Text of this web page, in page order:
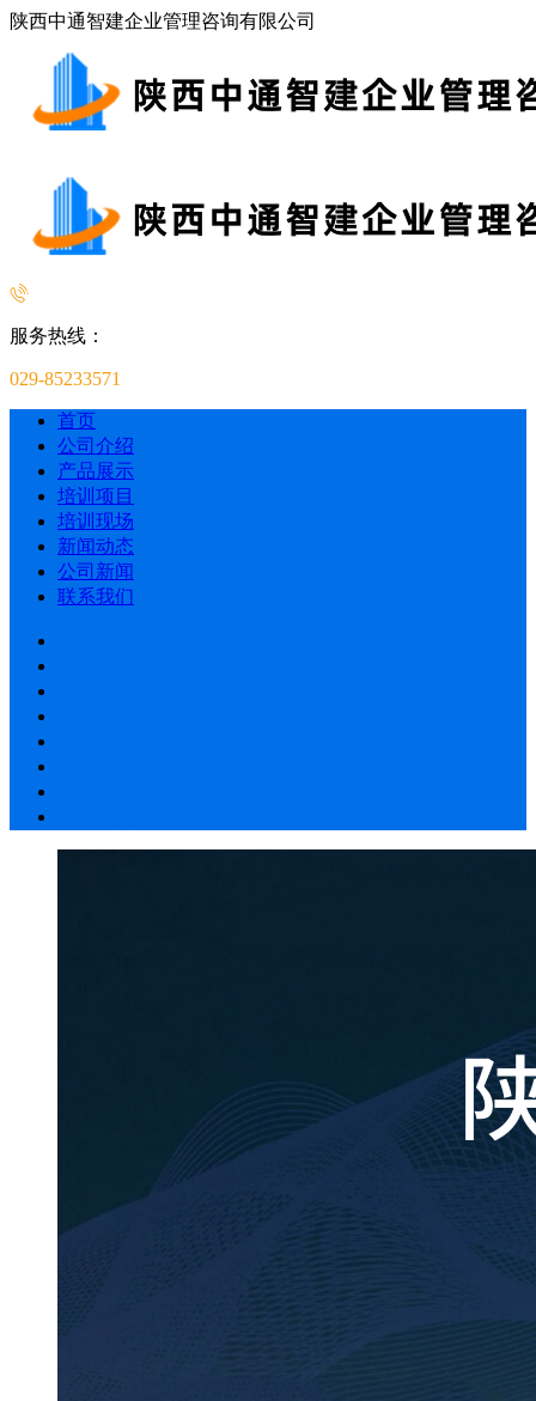
陕西中通智建企业管理咨询有限公司
服务热线：
029-85233571
首页
公司介绍
产品展示
培训项目
培训现场
新闻动态
公司新闻
联系我们